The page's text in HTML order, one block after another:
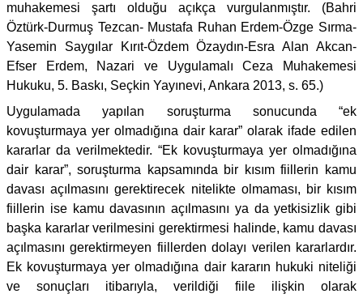
muhakemesi şartı olduğu açıkça vurgulanmıştır. (Bahri
Öztürk-Durmuş Tezcan- Mustafa Ruhan Erdem-Özge Sırma-
Yasemin Saygılar Kırıt-Özdem Özaydın-Esra Alan Akcan-
Efser Erdem, Nazari ve Uygulamalı Ceza Muhakemesi
Hukuku, 5. Baskı, Seçkin Yayınevi, Ankara 2013, s. 65.)
Uygulamada yapılan soruşturma sonucunda “ek
kovuşturmaya yer olmadığına dair karar” olarak ifade edilen
kararlar da verilmektedir. “Ek kovuşturmaya yer olmadığına
dair karar”, soruşturma kapsamında bir kısım fiillerin kamu
davası açılmasını gerektirecek nitelikte olmaması, bir kısım
fiillerin ise kamu davasının açılmasını ya da yetkisizlik gibi
başka kararlar verilmesini gerektirmesi halinde, kamu davası
açılmasını gerektirmeyen fiillerden dolayı verilen kararlardır.
Ek kovuşturmaya yer olmadığına dair kararın hukuki niteliği
ve sonuçları itibarıyla, verildiği fiile ilişkin olarak